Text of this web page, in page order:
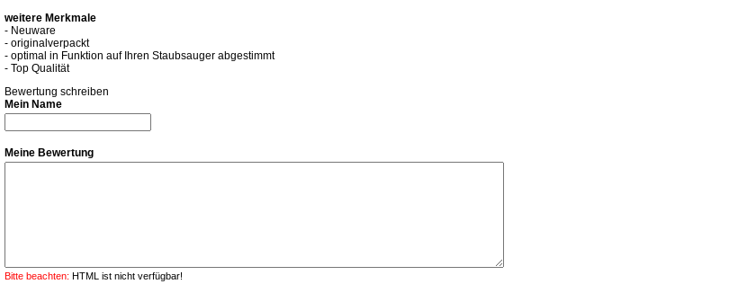
weitere Merkmale
- Neuware
- originalverpackt
- optimal in Funktion auf Ihren Staubsauger abgestimmt
- Top Qualität
Bewertung schreiben
Mein Name
Meine Bewertung
Bitte beachten: HTML ist nicht verfügbar!